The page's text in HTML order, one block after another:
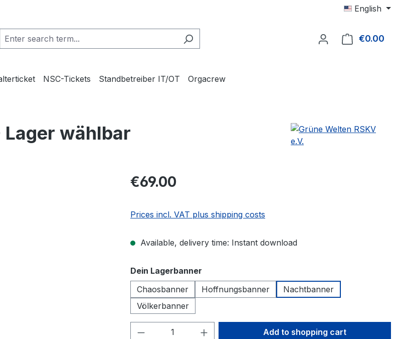
English
€0.00
NSC-Tickets Standbetreiber IT/OT Orgacrew
wählbar
€69.00
Prices incl. VAT plus shipping costs
Available, delivery time: Instant download
Select
Dein Lagerbanner
Chaosbanner
Hoffnungsbanner
Nachtbanner
Völkerbanner
Product Quantity: Enter the desired amount
Add to shopping cart